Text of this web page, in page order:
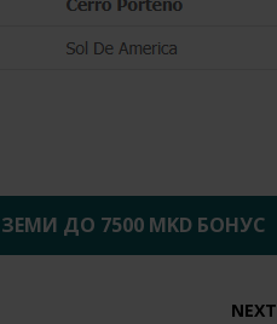
ЗЕМИ ДО 7500 MKD БОНУС
NEXT